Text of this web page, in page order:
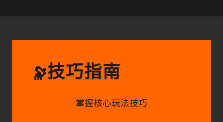
🔭技巧指南
掌握核心玩法技巧